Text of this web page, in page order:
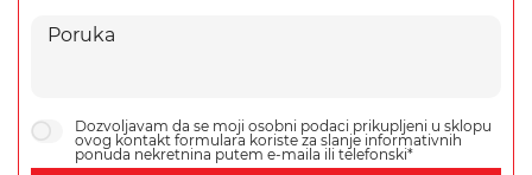
Dozvoljavam da se moji osobni podaci prikupljeni u sklopu
ovog kontakt formulara koriste za slanje informativnih
ponuda nekretnina putem e-maila ili telefonski*